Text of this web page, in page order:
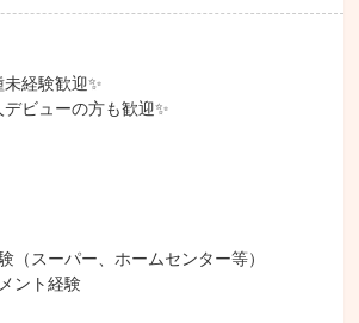
未経験歓迎✨
デビューの方も歓迎✨
（スーパー、ホームセンター等）
ント経験